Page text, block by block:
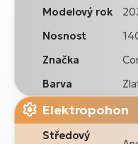
Modelový rok
Nosnost
Značka
Barva
Elektropohon
Středový